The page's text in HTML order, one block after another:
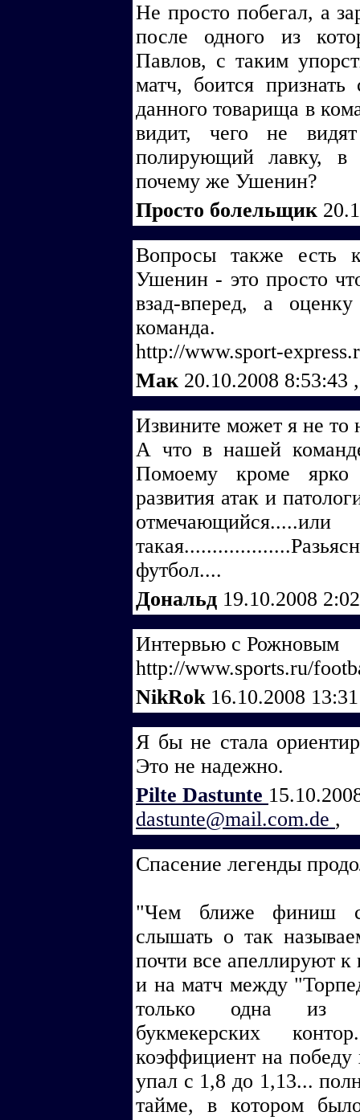
Не просто побегал, а
после одного из
Павлов, с таким
матч, боится
данного товарища в
видит, чего не
полирующий лавку, в
почему же Ушенин?
Просто болельщик
Вопросы также
Ушенин - это просто
взад-вперед, а
команда.
http://www.sport-
Мак 20.10.2008 8:53:43 ,
Извините может я не то
А что в нашей
Помоему кроме
развития атак и
футбол....
Дональд 19.10.2008
Интервью с Рожновым
http://www.sports.ru/
NikRok 16.10.2008
Я бы не стала
Это не надежно.
Pilte Dastunte
dastunte@mail.com.de ,
Спасение легенды
"Чем ближе финиш
слышать о так
почти все апеллируют
и на матч между
только одна из
букмекерских
коэффициент на победу
упал с 1,8 до 1,13...
тайме, в котором